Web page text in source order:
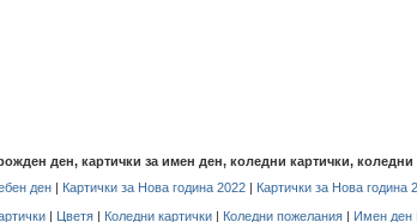
ден, картички за имен ден, коледни картички,
ден| Картички за Нова година 2022| Картички за Нова година
| Цветя| Коледни картички| Коледни пожелания| Имен ден|